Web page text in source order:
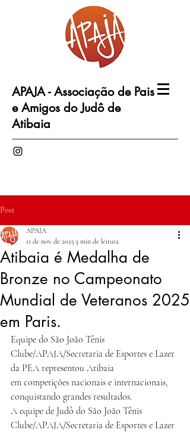
APAJA - Associação de Pais
e Amigos do Judô de
Atibaia
Post
Atibaia é Medalha de
Bronze no Campeonato
Mundial de Veteranos 2025
em Paris.
APAJA
11 de nov. de 20253 min de leitura
Equipe do São João Tênis
Clube/APAJA/Secretaria de Esportes e Lazer
da PEA representou Atibaia
em competições nacionais e internacionais,
conquistando grandes resultados.
A equipe de Judô do São João Tênis
Clube/APAJA/Secretaria de Esportes e Lazer